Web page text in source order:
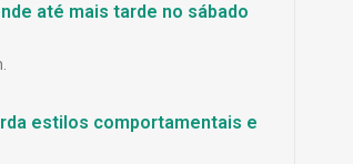
até mais tarde no sábado
estilos comportamentais e